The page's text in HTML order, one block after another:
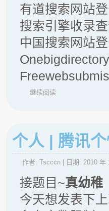
有道搜索网站
搜索引擎收录
中国搜索网站
继续阅读
个人 | 腾讯
作者: Tscccn | 日期: 2010 年
接题目~真幼稚
今天想发表下